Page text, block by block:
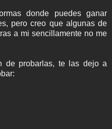
donde puedes ganar
pero creo que algunas de
a mi sencillamente no me
de probarlas, te las dejo a